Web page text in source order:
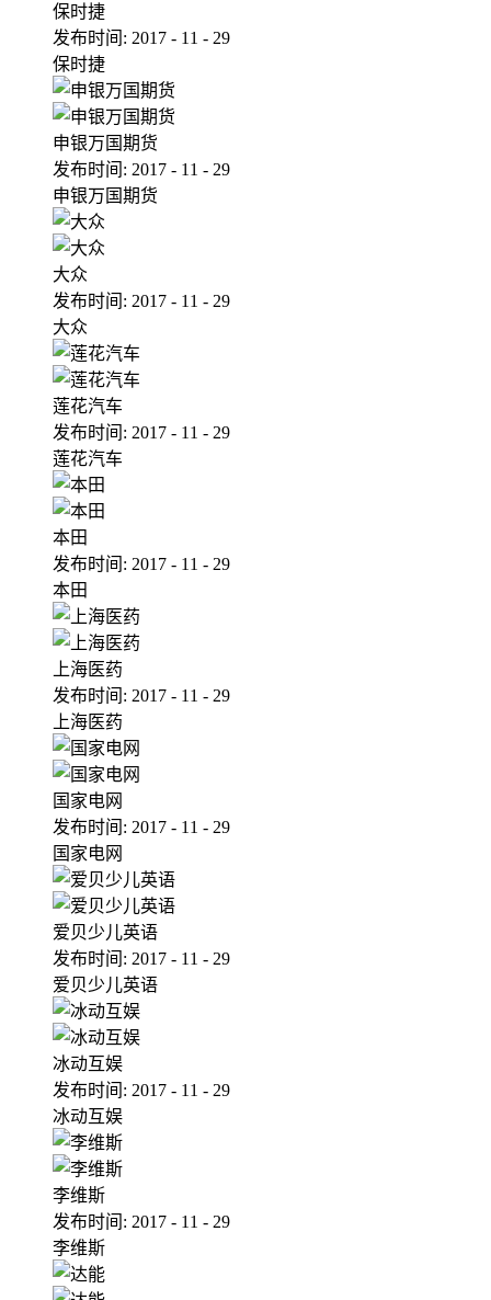
保时捷
发布时间: 2017 - 11 - 29
保时捷
申银万国期货
发布时间: 2017 - 11 - 29
申银万国期货
大众
发布时间: 2017 - 11 - 29
大众
莲花汽车
发布时间: 2017 - 11 - 29
莲花汽车
本田
发布时间: 2017 - 11 - 29
本田
上海医药
发布时间: 2017 - 11 - 29
上海医药
国家电网
发布时间: 2017 - 11 - 29
国家电网
爱贝少儿英语
发布时间: 2017 - 11 - 29
爱贝少儿英语
冰动互娱
发布时间: 2017 - 11 - 29
冰动互娱
李维斯
发布时间: 2017 - 11 - 29
李维斯